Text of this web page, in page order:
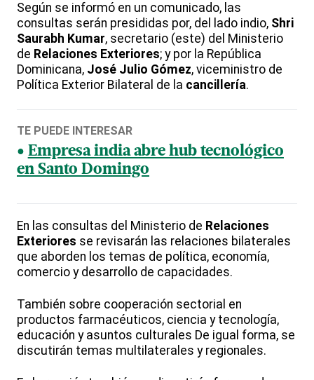
Según se informó en un comunicado, las
consultas serán presididas por, del lado indio, Shri
Saurabh Kumar, secretario (este) del Ministerio
de Relaciones Exteriores; y por la República
Dominicana, José Julio Gómez, viceministro de
Política Exterior Bilateral de la cancillería.
TE PUEDE INTERESAR
Empresa india abre hub tecnológico
en Santo Domingo
En las consultas del Ministerio de Relaciones
Exteriores se revisarán las relaciones bilaterales
que aborden los temas de política, economía,
comercio y desarrollo de capacidades.
También sobre cooperación sectorial en
productos farmacéuticos, ciencia y tecnología,
educación y asuntos culturales De igual forma, se
discutirán temas multilaterales y regionales.